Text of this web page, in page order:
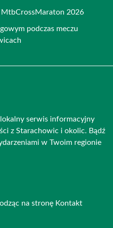
2026
podczas meczu
serwis informacyjny
z Starachowic i okolic. Bądź
w Twoim regionie
na stronę Kontakt